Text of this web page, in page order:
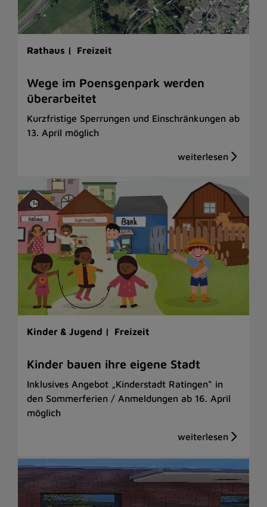
Rathaus | Freizeit
Wege im Poensgenpark werden
überarbeitet
Kurzfristige Sperrungen und Einschränkungen ab
13. April möglich
Kinder & Jugend | Freizeit
Kinder bauen ihre eigene Stadt
Inklusives Angebot „Kinderstadt Ratingen“ in
den Sommerferien / Anmeldungen ab 16. April
möglich